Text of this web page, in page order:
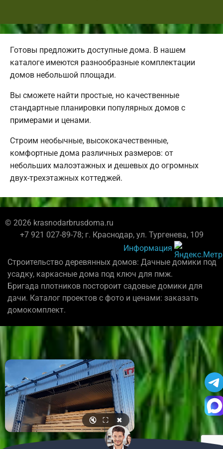
Готовы предложить доступные дома. В нашем
каталоге имеются разнообразные комплектации
домов небольшой площади.
Вы сможете найти простые, но качественные
стандартные планировки популярных домов с
примерами и ценами.
Строим необычные, высококачественные,
комфортные дома различных размеров: от
небольших малоэтажных и дешевых до огромных
двух-трехэтажных коттеджей.
© 2026 krasnodarbrusdoma.ru
+7 921 027-89-78; г. Краснодар, ул. Тургенева, 109
Информация
Строительство деревянных домов: Дачные домики под
усадку, каркасные дома под ключ для пмж.
Бригада плотников постороит садовые домики для
дачи. Каталог проектов с фото и ценами: заказать
домокомплект.
🔇 ⛶ ✖